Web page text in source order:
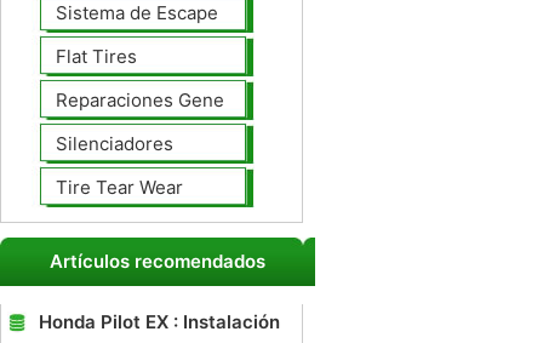
Sistema de Escape
Flat Tires
Reparaciones Generales
Silenciadores
Tire Tear Wear
Artículos recomendados
Honda Pilot EX : Instalación